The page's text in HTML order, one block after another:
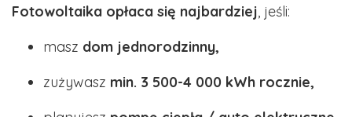
Fotowoltaika opłaca się najbardziej, jeśli:
masz dom jednorodzinny,
zużywasz min. 3 500-4 000 kWh rocznie,